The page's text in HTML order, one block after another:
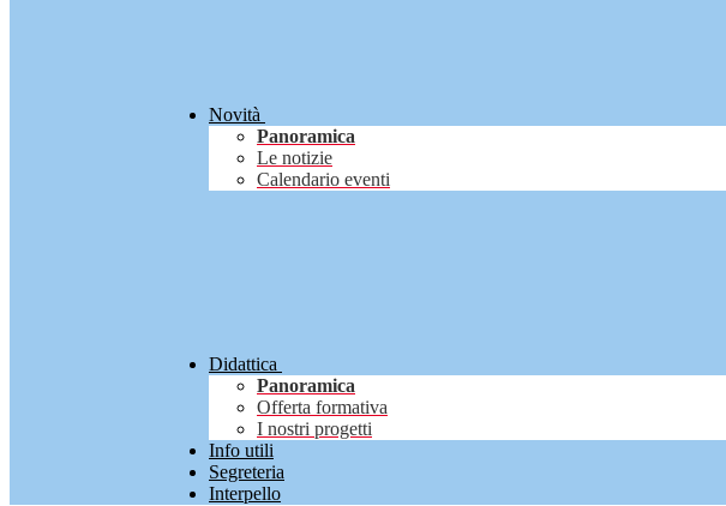
Novità
Panoramica
Le notizie
Calendario eventi
Didattica
Panoramica
Offerta formativa
I nostri progetti
Info utili
Segreteria
Interpello